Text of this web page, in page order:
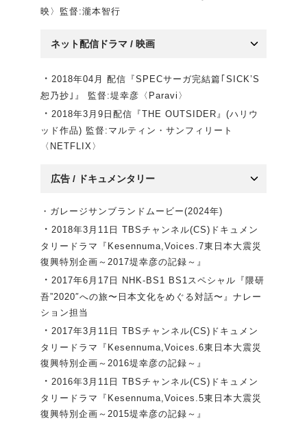
映〉監督:瀧本智行
ネット配信ドラマ / 映画
・ 2018年04月 配信『SPECサーガ完結篇｢SICK’S
恕乃抄｣』 監督:堤幸彦〈Paravi〉
・ 2018年3月9日配信『THE OUTSIDER』(ハリウ
ッド作品) 監督:マルティン・サンフィリート
〈NETFLIX〉
広告 / ドキュメンタリー
・ガレージサンブランドムービー(2024年)
・ 2018年3月11日 TBSチャンネル(CS)ドキュメン
タリードラマ『Kesennuma,Voices.7東日本大震災
復興特別企画～2017堤幸彦の記録～』
・ 2017年6月17日 NHK-BS1 BS1スペシャル『隈研
吾”2020″への旅〜日本文化をめぐる対話〜』ナレー
ション担当
・ 2017年3月11日 TBSチャンネル(CS)ドキュメン
タリードラマ『Kesennuma,Voices.6東日本大震災
復興特別企画～2016堤幸彦の記録～』
・ 2016年3月11日 TBSチャンネル(CS)ドキュメン
タリードラマ『Kesennuma,Voices.5東日本大震災
復興特別企画～2015堤幸彦の記録～』